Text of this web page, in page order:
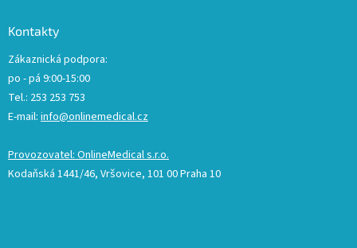
Kontakty
Zákaznická podpora:
po - pá 9:00-15:00
Tel.: 253 253 753
E-mail: info@onlinemedical.cz
Provozovatel: OnlineMedical s.r.o.
Kodaňská 1441/46, Vršovice, 101 00 Praha 10